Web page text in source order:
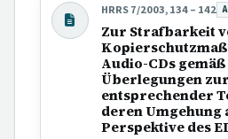
HRRS 7/2003, 134 – 142
Zur Strafbarkeit
Audio-CDs gemäß
Überlegungen
entsprechender
deren Umgehung
Perspektive des